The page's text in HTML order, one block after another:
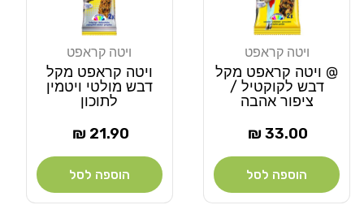
ויטה קראפט
@ ויטה קראפט מקל
דבש לקוקטיל /
ציפור אהבה
מחיר
33.00 ₪
הוספה לסל
ויטה קראפט
ויטה קראפט מקל
דבש מולטי ויטמין
לתוכון
מחיר
21.90 ₪
הוספה לסל